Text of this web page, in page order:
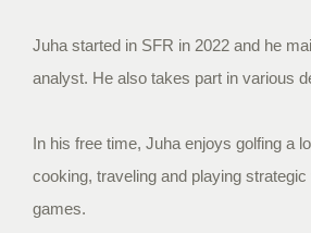
Juha started in SFR in 2022 and he
analyst. He also takes part in various
In his free time, Juha enjoys golfing a
cooking, traveling and playing
games.